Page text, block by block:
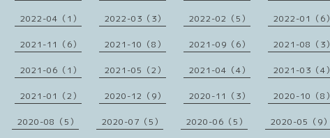
2022-04（1） 2022-03（3） 2022-02（5） 2022-01（6）
2021-11（6） 2021-10（8） 2021-09（6） 2021-08（3）
2021-06（1） 2021-05（2） 2021-04（4） 2021-03（4）
2021-01（2） 2020-12（9） 2020-11（3） 2020-10（8）
2020-08（5） 2020-07（5） 2020-06（5） 2020-05（9）